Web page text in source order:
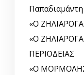
Παπαδιαμάντη
«Ο
«Ο
ΠΕΡΙΟΔΕΙΑΣ
«Ο